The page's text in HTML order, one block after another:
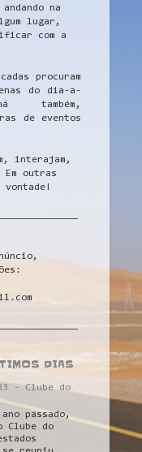
na
lugar,
com a
procuram
do dia-a-
também,
de eventos
interajam,
outras
DIAS
- Clube do
passado,
Clube do